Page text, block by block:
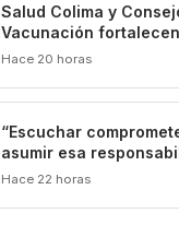
Salud Colima y
Vacunación
prevenir la tuberculosis
Hace 20 horas
“Escuchar
asumir esa
Mely Romero
Hace 22 horas